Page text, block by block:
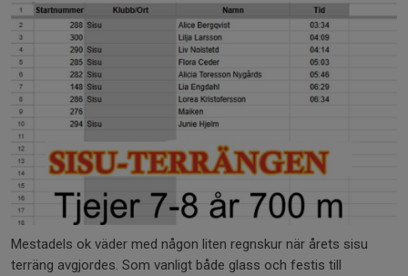
Mestadels ok väder med någon liten regnskur när årets sisu
terräng avgjordes. Som vanligt både glass och festis till